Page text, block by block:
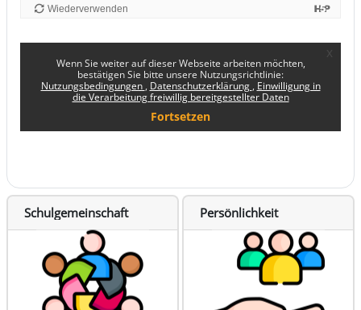
Schulgemeinschaft Persönlichkeit